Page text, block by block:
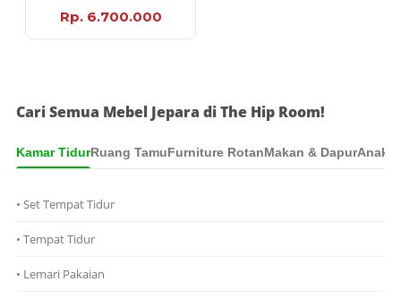
Rp. 6.700.000
Cari Semua Mebel Jepara di The Hip Room!
Kamar TidurRuang TamuFurniture RotanMakan & DapurAnak
• Set Tempat Tidur
• Tempat Tidur
• Lemari Pakaian